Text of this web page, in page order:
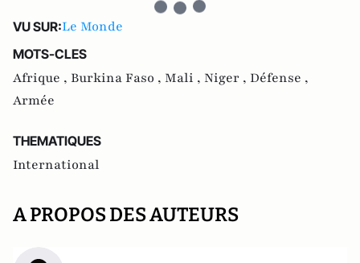
VU SUR:Le Monde
MOTS-CLES
Afrique , Burkina Faso , Mali , Niger , Défense ,
Armée
THEMATIQUES
International
A PROPOS DES AUTEURS